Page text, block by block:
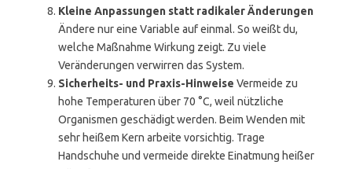
Kleine Anpassungen statt radikaler Änderungen
Ändere nur eine Variable auf einmal. So weißt du,
welche Maßnahme Wirkung zeigt. Zu viele
Veränderungen verwirren das System.
Sicherheits- und Praxis-Hinweise Vermeide zu
hohe Temperaturen über 70 °C, weil nützliche
Organismen geschädigt werden. Beim Wenden mit
sehr heißem Kern arbeite vorsichtig. Trage
Handschuhe und vermeide direkte Einatmung heißer